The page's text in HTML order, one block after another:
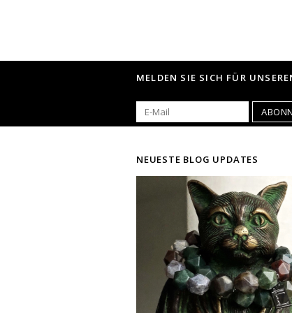
MELDEN SIE SICH FÜR
NEUESTE BLOG UPDATES